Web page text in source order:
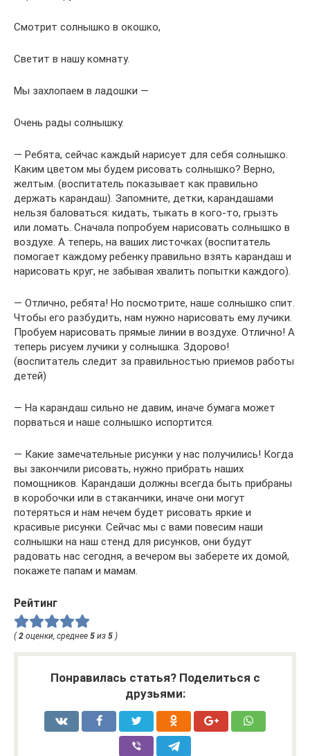
Смотрит солнышко в окошко,
Светит в нашу комнату.
Мы захлопаем в ладошки —
Очень рады солнышку.
— Ребята, сейчас каждый нарисует для себя солнышко.
Каким цветом мы будем рисовать солнышко? Верно,
желтым. (воспитатель показывает как правильно
держать карандаш). Запомните, детки, карандашами
нельзя баловаться: кидать, тыкать в кого-то, грызть
или ломать. Сначала попробуем нарисовать солнышко в
воздухе. А теперь, на ваших листочках (воспитатель
помогает каждому ребенку правильно взять карандаш и
нарисовать круг, не забывая хвалить попытки каждого).
— Отлично, ребята! Но посмотрите, наше солнышко спит.
Чтобы его разбудить, нам нужно нарисовать ему лучики.
Пробуем нарисовать прямые линии в воздухе. Отлично! А
теперь рисуем лучики у солнышка. Здорово!
(воспитатель следит за правильностью приемов работы
детей)
— На карандаш сильно не давим, иначе бумага может
порваться и наше солнышко испортится.
— Какие замечательные рисунки у нас получились! Когда
вы закончили рисовать, нужно прибрать наших
помощников. Карандаши должны всегда быть прибраны
в коробочки или в стаканчики, иначе они могут
потеряться и нам нечем будет рисовать яркие и
красивые рисунки. Сейчас мы с вами повесим наши
солнышки на наш стенд для рисунков, они будут
радовать нас сегодня, а вечером вы заберете их домой,
покажете папам и мамам.
Рейтинг
(2 оценки, среднее 5 из 5 )
Понравилась статья? Поделиться с
друзьями: